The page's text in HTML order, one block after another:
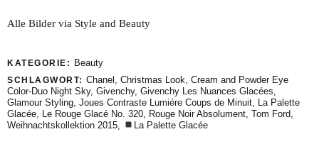
Alle Bilder via Style and Beauty
KATEGORIE: Beauty
SCHLAGWORT: Chanel Christmas Look Cream and Powder Eye
Color-Duo Night Sky, Givenchy, Givenchy Les Nuances Glacées
Glamour Styling Joues Contraste Lumiére Coups de Minuit La Palette
Glacée Le Rouge Glacé No. 320 Rouge Noir Absolument Tom Ford
Weihnachtskollektion 2015
La Palette Glacée